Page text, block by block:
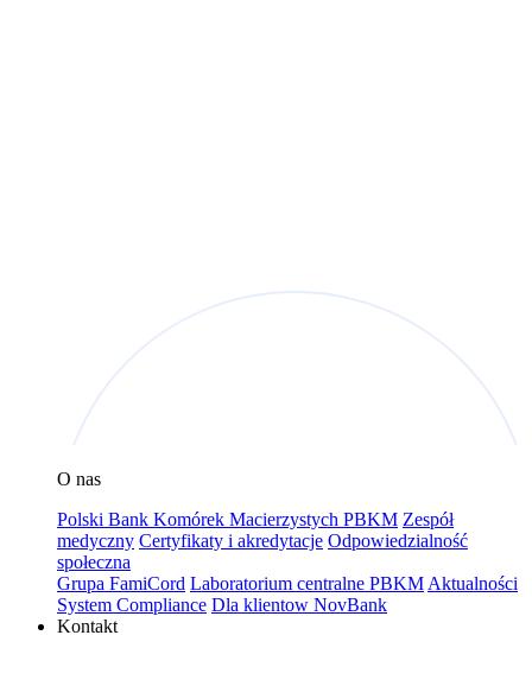
O nas
Polski Bank Komórek Macierzystych PBKM Zespół
medyczny Certyfikaty i akredytacje Odpowiedzialność
społeczna
Grupa FamiCord Laboratorium centralne PBKM Aktualności
System Compliance Dla klientow NovBank
Kontakt